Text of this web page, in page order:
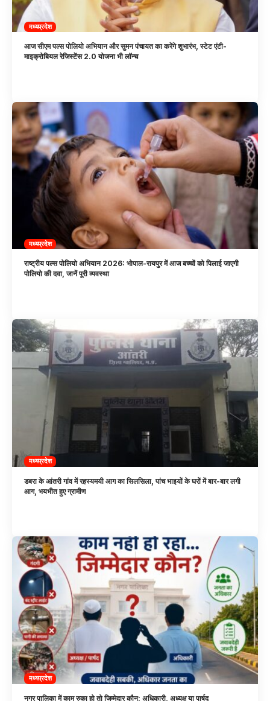
मध्यप्रदेश
आज सीएम पल्स पोलियो अभियान और सुमन पंचायत का करेंगे शुभारंभ, स्टेट एंटी-
माइक्रोबियल रेजिस्टेंस 2.0 योजना भी लॉन्च
मध्यप्रदेश
राष्ट्रीय पल्स पोलियो अभियान 2026: भोपाल-रायपुर में आज बच्चों को पिलाई जाएगी
पोलियो की दवा, जानें पूरी व्यवस्था
मध्यप्रदेश
डबरा के आंतरी गांव में रहस्यमयी आग का सिलसिला, पांच भाइयों के घरों में बार-बार लगी
आग, भयभीत हुए ग्रामीण
मध्यप्रदेश
नगर पालिका में काम रुका हो तो जिम्मेदार कौन: अधिकारी, अध्यक्ष या पार्षद